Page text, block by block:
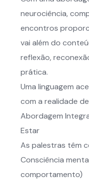
neurociência,
encontros
vai além do
reflexão,
prática.
Uma linguagem
com a realidade
Abordagem
Estar
As palestras têm
Consciência
comportamento)